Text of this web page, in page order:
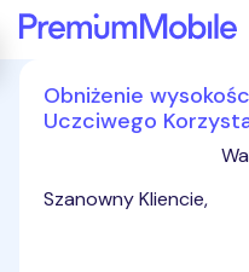
Powróć do strony głównej
Obniżenie
Uczciwego
Szanowny Kliencie,